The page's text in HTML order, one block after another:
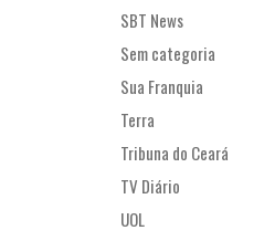
SBT News
Sem categoria
Sua Franquia
Terra
Tribuna do Ceará
TV Diário
UOL